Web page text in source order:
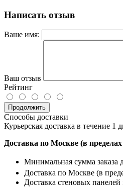
Написать отзыв
Ваше имя:
Ваш отзыв
Рейтинг
Продолжить
Способы доставки
Курьерская доставка в течение 1
Доставка по Москве (в
Минимальная сумма заказа
Доставка по Москве (в
Доставка стеновых